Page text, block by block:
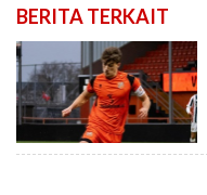
BERITA TERKAIT